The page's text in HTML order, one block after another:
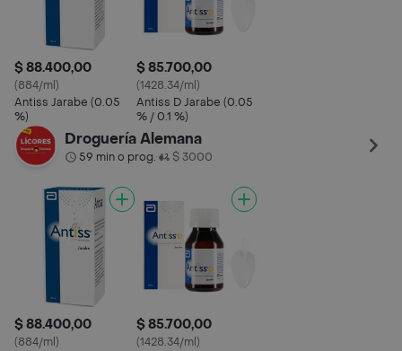
$ 88.400,00
(884/ml)
Antiss Jarabe (0.05
%)
$ 85.700,00
(1428.34/ml)
Antiss D Jarabe (0.05
% / 0.1 %)
Droguería Alemana
59 min o prog.• $ 3000
$ 88.400,00
(884/ml)
$ 85.700,00
(1428.34/ml)